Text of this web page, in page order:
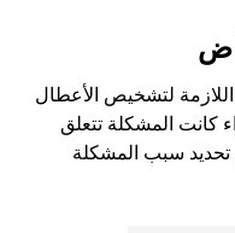
اللازمة لتشخيص الأعطال
كانت المشكلة تتعلق
تحديد سبب المشكلة